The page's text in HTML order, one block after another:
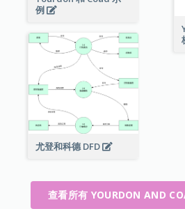
例
尤登和科德 DFD
查看所有 YOURDON AND